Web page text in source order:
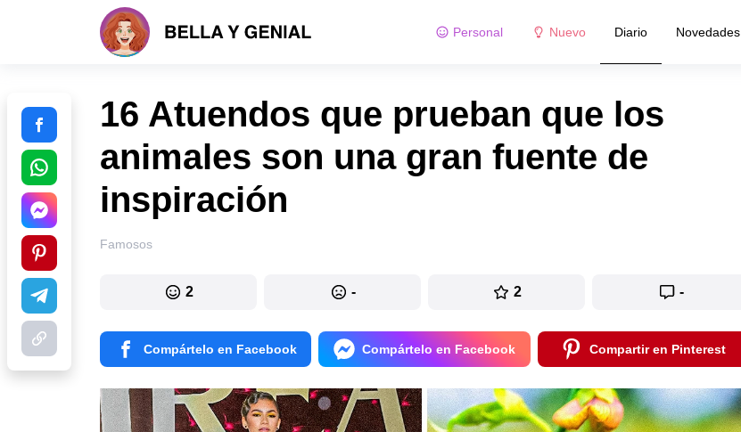
Personal Nuevo Diario Novedades
16 Atuendos que prueban que los
animales son una gran fuente de
inspiración
Famosos
2 - 2 -
Compártelo en Facebook Compártelo en Facebook Compartir en Pinterest